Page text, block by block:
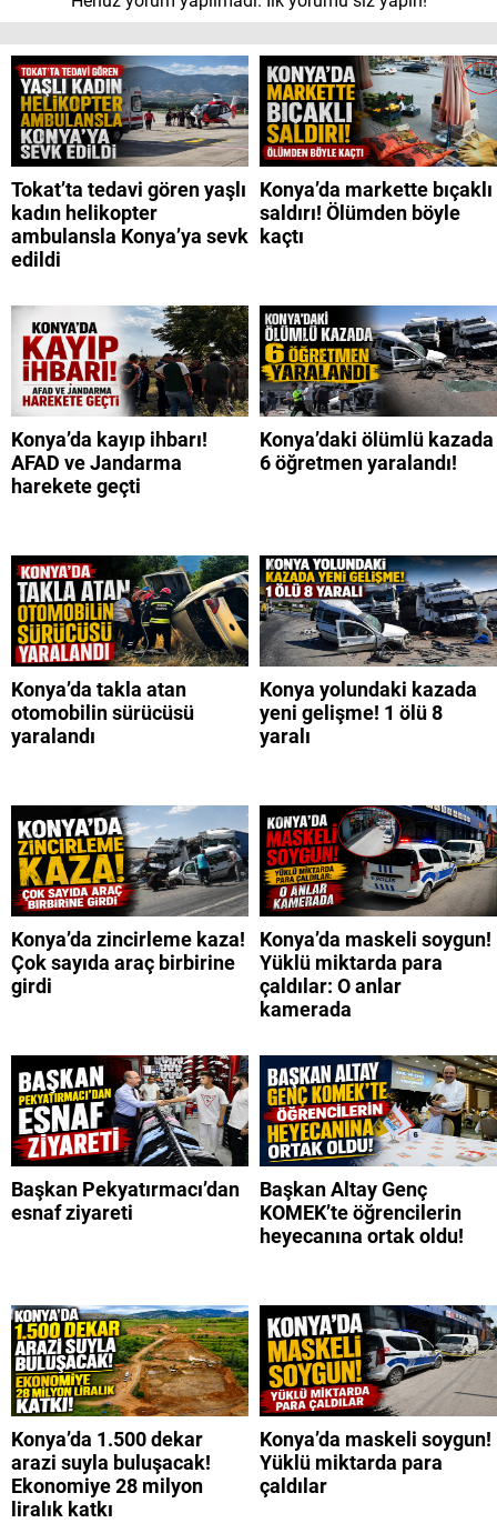
Tokat’ta tedavi gören yaşlı
kadın helikopter
ambulansla Konya’ya sevk
edildi
Konya’da markette bıçaklı
saldırı! Ölümden böyle
kaçtı
Konya’da kayıp ihbarı!
AFAD ve Jandarma
harekete geçti
Konya’daki ölümlü kazada
6 öğretmen yaralandı!
Konya’da takla atan
otomobilin sürücüsü
yaralandı
Konya yolundaki kazada
yeni gelişme! 1 ölü 8
yaralı
Konya’da zincirleme kaza!
Çok sayıda araç birbirine
girdi
Konya’da maskeli soygun!
Yüklü miktarda para
çaldılar: O anlar
kamerada
Başkan Pekyatırmacı’dan
esnaf ziyareti
Başkan Altay Genç
KOMEK’te öğrencilerin
heyecanına ortak oldu!
Konya’da 1.500 dekar
arazi suyla buluşacak!
Ekonomiye 28 milyon
liralık katkı
Konya’da maskeli soygun!
Yüklü miktarda para
çaldılar